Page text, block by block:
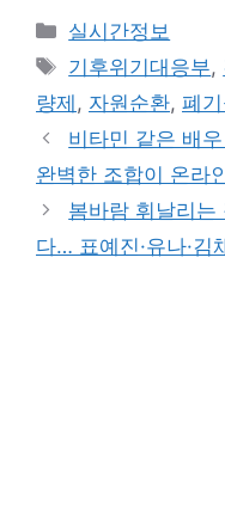
Categories
실시간정보
Tags
기후위기대응부,
량제 , 자원순환, 폐
비타민 같은 배
완벽한 조합이 온라
봄바람 휘날리는
다… 표예진·유나·김